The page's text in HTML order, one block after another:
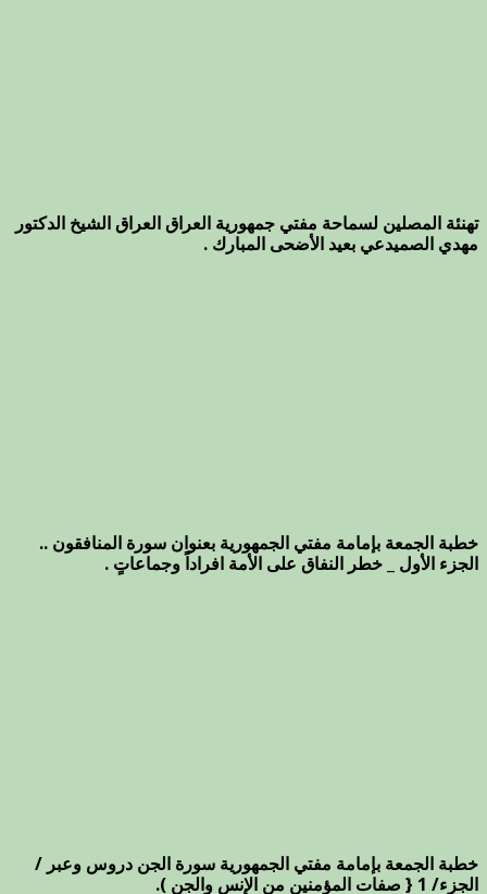
تهنئة المصلين لسماحة مفتي جمهورية العراق العراق الشيخ الدكتور
مهدي الصميدعي بعيد الأضحى المبارك .
خطبة الجمعة بإمامة مفتي الجمهورية بعنوان سورة المنافقون ..
الجزء الأول _ خطر النفاق على الأمة افراداً وجماعاتٍ .
خطبة الجمعة بإمامة مفتي الجمهورية سورة الجن دروس وعبر /
الجزء/ 1 { صفات المؤمنين من الإنس والجن ).